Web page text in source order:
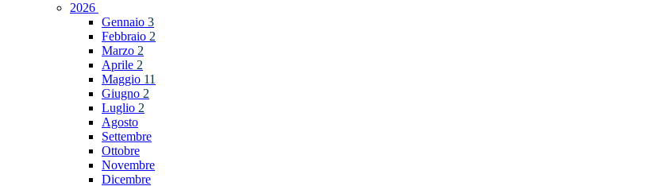
2026
Gennaio 3
Febbraio 2
Marzo 2
Aprile 2
Maggio 11
Giugno 2
Luglio 2
Agosto
Settembre
Ottobre
Novembre
Dicembre